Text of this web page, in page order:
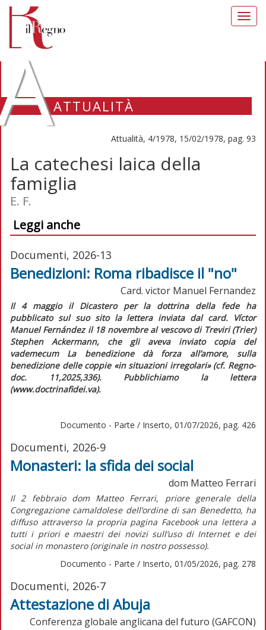
ATTUALITÀ
Attualità, 4/1978, 15/02/1978, pag. 93
La catechesi laica della
famiglia
E. F.
Leggi anche
Documenti, 2026-13
Benedizioni: Roma ribadisce il "no"
Card. victor Manuel Fernandez
Il 4 maggio il Dicastero per la dottrina della fede ha
pubblicato sul suo sito la lettera inviata dal card. Víctor
Manuel Fernández il 18 novembre al vescovo di Treviri (Trier)
Stephen Ackermann, che gli aveva inviato copia del
vademecum La benedizione dà forza all’amore, sulla
benedizione delle coppie «in situazioni irregolari» (cf. Regno-
doc.
11,2025,336). Pubblichiamo la lettera
(www.doctrinafidei.va).
Documento - Parte / Inserto, 01/07/2026, pag. 426
Documenti, 2026-9
Monasteri: la sfida dei social
dom Matteo Ferrari
Il 2 febbraio dom Matteo Ferrari, priore generale della
Congregazione camaldolese dell’ordine di san Benedetto, ha
diffuso attraverso la propria pagina Facebook una lettera a
tutti i priori e maestri dei novizi sull’uso di Internet e dei
social in monastero (originale in nostro possesso).
Documento - Parte / Inserto, 01/05/2026, pag. 278
Documenti, 2026-7
Attestazione di Abuja
Conferenza globale anglicana del futuro (GAFCON)